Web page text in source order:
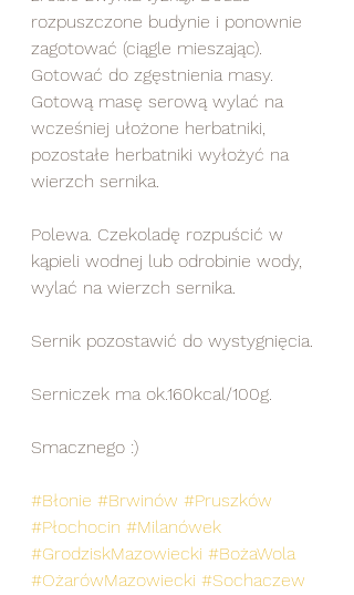
rozpuszczone budynie i ponownie
zagotować (ciągle mieszając).
Gotować do zgęstnienia masy.
Gotową masę serową wylać na
wcześniej ułożone herbatniki,
pozostałe herbatniki wyłożyć na
wierzch sernika.
Polewa. Czekoladę rozpuścić w
kąpieli wodnej lub odrobinie wody,
wylać na wierzch sernika.
Sernik pozostawić do wystygnięcia.
Serniczek ma ok.160kcal/100g.
Smacznego :)
#Błonie #Brwinów #Pruszków
#Płochocin #Milanówek
#GrodziskMazowiecki #BożaWola
#OżarówMazowiecki #Sochaczew